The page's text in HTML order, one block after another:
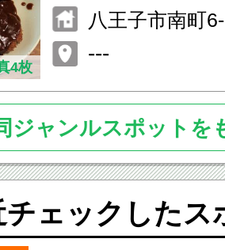
4枚
八王子市南町
---
ジャンルスポットを
チェックしたス